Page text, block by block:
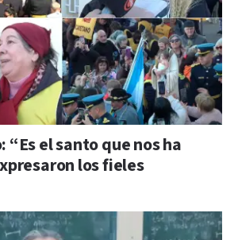
“Es el santo que nos ha
los fieles